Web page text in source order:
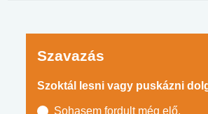
Szavazás
Szoktál lesni vagy puskázni
Sohasem fordult még elő.